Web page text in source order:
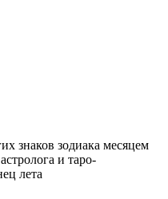
знаков зодиака месяцем
и таро-
лета